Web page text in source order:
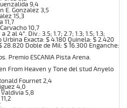
9,4
E. Gonzalez 3,5
15,3
11,7
10,7
al 4°. Div.: 3.5; 1.7; 2.7; 1.3; 1.5; 1.3;
Exacta: $ 4.180 Quinela: $ 2.420
Doble de Mil: $ 16.300 Enganche:
Premio ESCANIA Pista Arena.
From Heaven y Tone del stud Anyelo
Fournet 2,4
4,0
5,8